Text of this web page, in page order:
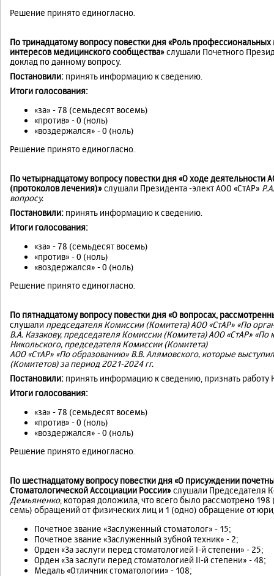
Решение принято единогласно.
По тринадцатому вопросу повестки дня «Роль
интересов медицинского сообщества»слушали Почетного
доклад по данному вопросу.
Постановили: принять информацию к сведению.
Итоги голосования:
«за» - 78 (семьдесят восемь)
«против» - 0 (ноль)
«воздержался» - 0 (ноль)
Решение принято единогласно.
По четырнадцатому вопросу повестки дня «О ходе деятельности
(протоколов лечения)»слушали Президента -элект АОО «СтАР»
вопросу.
Постановили: принять информацию к сведению.
Итоги голосования:
«за» - 78 (семьдесят восемь)
«против» - 0 (ноль)
«воздержался» - 0 (ноль)
Решение принято единогласно.
По пятнадцатому вопросу повестки дня «О вопросах,
слушали председателя Комиссии (Комитета) АОО «СтАР» «По
В.А. Казакову, председателя Комиссии (Комитета) АОО «СтАР»
Никольского, председателя Комиссии (Комитета)
АОО «СтАР» «По образованию» В.В. Алямовского, которые
(Комитетов) за период 2021-2024 гг.
Постановили: принять информацию к сведению, признать
Итоги голосования:
«за» - 78 (семьдесят восемь)
«против» - 0 (ноль)
«воздержался» - 0 (ноль)
Решение принято единогласно.
По шестнадцатому вопросу повестки дня «О присуждении
Стоматологической Ассоциации России»слушали Председателя
Демьяненко, которая доложила, что всего было рассмотрено
семь) обращений от физических лиц и 1 (одно) обращение от
Почетное звание «Заслуженный стоматолог» - 15;
Почетное звание «Заслуженный зубной техник» - 2;
Орден «За заслуги перед стоматологией I-й степени» - 25;
Орден «За заслуги перед стоматологией II-й степени» - 48;
Медаль «Отличник стоматологии» - 108;